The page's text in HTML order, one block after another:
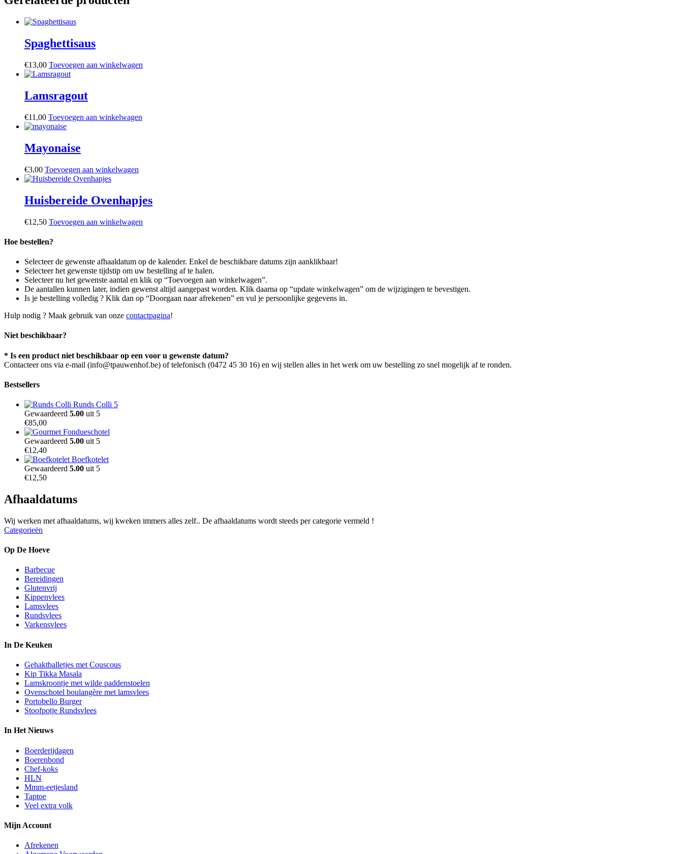
Spaghettisaus
€13,00 Toevoegen aan winkelwagen
Lamsragout
€11,00 Toevoegen aan winkelwagen
Mayonaise
€3,00 Toevoegen aan winkelwagen
Huisbereide Ovenhapjes
€12,50 Toevoegen aan winkelwagen
Hoe bestellen?
Selecteer de gewenste afhaaldatum op de kalender. Enkel de beschikbare datums zijn aanklikbaar!
Selecteer het gewenste tijdstip om uw bestelling af te halen.
Selecteer nu het gewenste aantal en klik op “Toevoegen aan winkelwagen”.
De aantallen kunnen later, indien gewenst altijd aangepast worden. Klik daarna op “update winkelwagen” om de wijzigingen te bevestigen.
Is je bestelling volledig ? Klik dan op “Doorgaan naar afrekenen” en vul je persoonlijke gegevens in.
Hulp nodig ? Maak gebruik van onze contactpagina!
Niet beschikbaar?
* Is een product niet beschikbaar op een voor u gewenste datum?
Contacteer ons via e-mail (info@tpauwenhof.be) of telefonisch (0472 45 30 16) en wij stellen alles in het werk om uw bestelling zo snel mogelijk af te ronden.
Bestsellers
Runds Colli 5
Gewaardeerd 5.00 uit 5
€85,00
Fondueschotel
Gewaardeerd 5.00 uit 5
€12,40
Boefkotelet
Gewaardeerd 5.00 uit 5
€12,50
Afhaaldatums
Wij werken met afhaaldatums, wij kweken immers alles zelf.. De afhaaldatums wordt steeds per categorie vermeld !
Categorieën
Op De Hoeve
Barbecue
Bereidingen
Glutenvrij
Kippenvlees
Lamsvlees
Rundsvlees
Varkensvlees
In De Keuken
Gehaktballetjes met Couscous
Kip Tikka Masala
Lamskroontje met wilde paddenstoelen
Ovenschotel boulangère met lamsvlees
Portobello Burger
Stoofpotje Rundsvlees
In Het Nieuws
Boerderijdagen
Boerenbond
Chef-koks
HLN
Mmm-eetjesland
Taptoe
Veel extra volk
Mijn Account
Afrekenen